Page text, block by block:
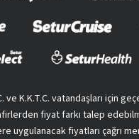
ve K.K.T.C. vatandaşları için
fiyat farkı talep
uygulanacak fiyatları çağrı